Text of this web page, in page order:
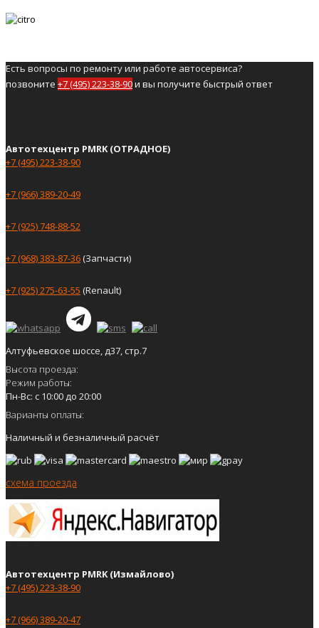
Есть вопросы по ремонту или работе автосервиса?
позвоните +7 (495) 223-38-90и вы получите быстрый ответ
Автотехцентр PMRK (ОТРАДНОЕ)
+7 (495) 223-38-90
+7 (966) 389-20-49
+7 (925) 748-88-52
+7 (968) 383-87-36(Запчасти)
+7 (925) 275-63-55 (Renault)
Алтуфьевское шоссе, д37, стр.7
Высота проезда:
Режим работы:
Пн-Вс: с 10:00 до 20:00
Варианты оплаты:
Наличный и безналичный расчёт
схема проезда
Автотехцентр PMRK (Измайлово)
+7 (495) 223-38-90
+7 (966) 389-20-47